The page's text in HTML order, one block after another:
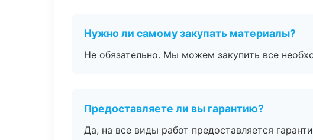
Нужно ли самому закупать материалы?
Не обязательно. Мы можем закупить все
Предоставляете ли вы гарантию?
Да, на все виды работ предоставляется